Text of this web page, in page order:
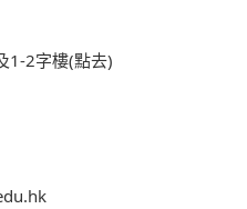
1-2字樓(點去)